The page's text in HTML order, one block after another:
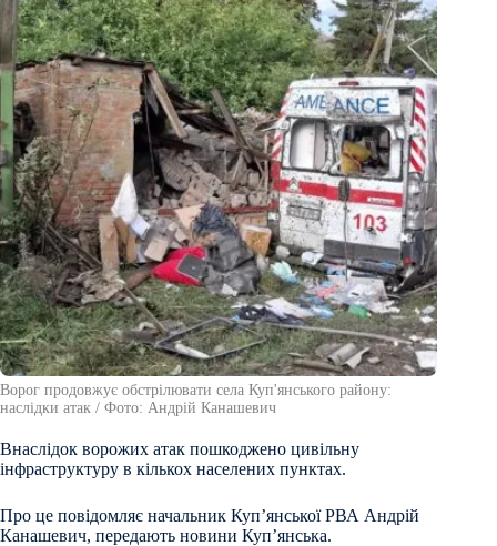
Ворог продовжує обстрілювати села Куп'янського району:
наслідки атак / Фото: Андрій Канашевич
Внаслідок ворожих атак пошкоджено цивільну
інфраструктуру в кількох населених пунктах.
Про це повідомляє начальник Куп’янської РВА Андрій
Канашевич, передають новини Куп’янська.